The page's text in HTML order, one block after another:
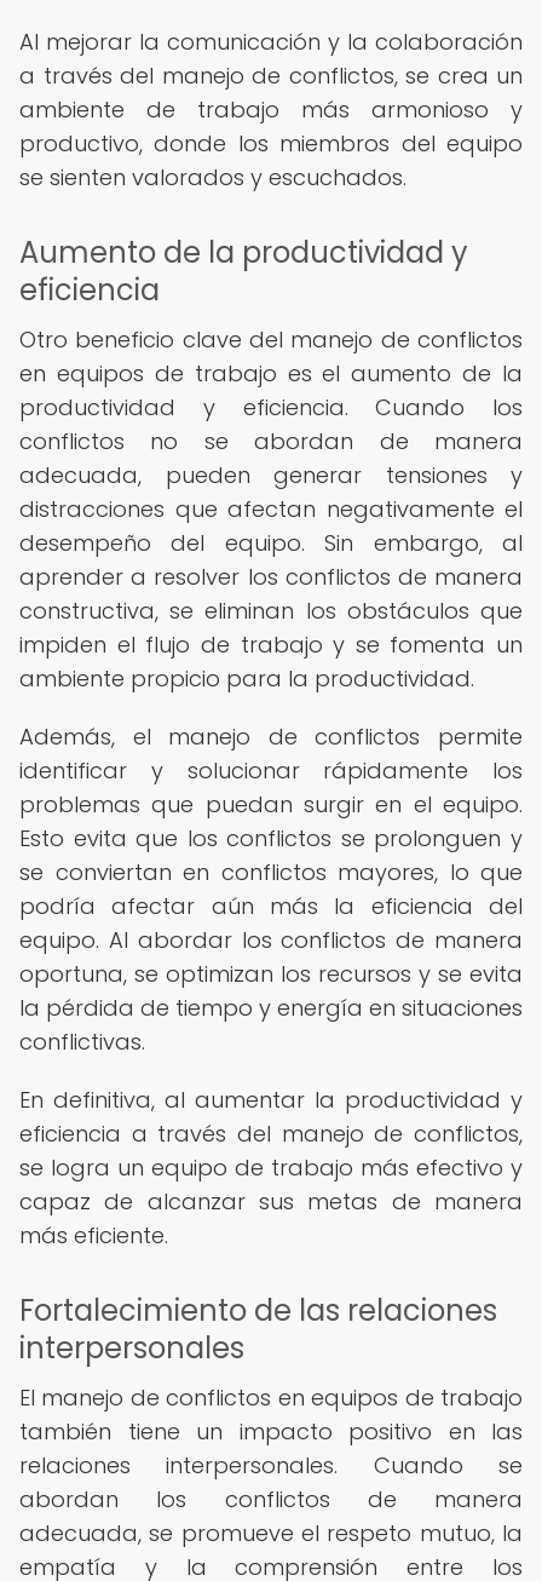
Al mejorar la comunicación y la colaboración
a través del manejo de conflictos, se crea un
ambiente de trabajo más armonioso y
productivo, donde los miembros del equipo
se sienten valorados y escuchados.
Aumento de la productividad y
eficiencia
Otro beneficio clave del manejo de conflictos
en equipos de trabajo es el aumento de la
productividad y eficiencia. Cuando los
conflictos no se abordan de manera
adecuada, pueden generar tensiones y
distracciones que afectan negativamente el
desempeño del equipo. Sin embargo, al
aprender a resolver los conflictos de manera
constructiva, se eliminan los obstáculos que
impiden el flujo de trabajo y se fomenta un
ambiente propicio para la productividad.
Además, el manejo de conflictos permite
identificar y solucionar rápidamente los
problemas que puedan surgir en el equipo.
Esto evita que los conflictos se prolonguen y
se conviertan en conflictos mayores, lo que
podría afectar aún más la eficiencia del
equipo. Al abordar los conflictos de manera
oportuna, se optimizan los recursos y se evita
la pérdida de tiempo y energía en situaciones
conflictivas.
En definitiva, al aumentar la productividad y
eficiencia a través del manejo de conflictos,
se logra un equipo de trabajo más efectivo y
capaz de alcanzar sus metas de manera
más eficiente.
Fortalecimiento de las relaciones
interpersonales
El manejo de conflictos en equipos de trabajo
también tiene un impacto positivo en las
relaciones interpersonales. Cuando se
abordan los conflictos de manera
adecuada, se promueve el respeto mutuo, la
empatía y la comprensión entre los